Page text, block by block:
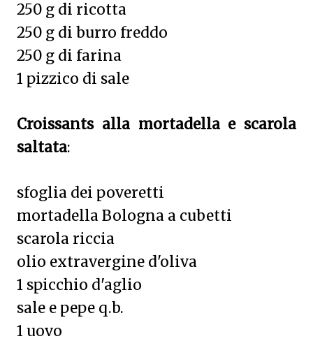
250 g di ricotta
250 g di burro freddo
250 g di farina
1 pizzico di sale
Croissants alla mortadella e scarola
saltata:
sfoglia dei poveretti
mortadella Bologna a cubetti
scarola riccia
olio extravergine d'oliva
1 spicchio d'aglio
sale e pepe q.b.
1 uovo